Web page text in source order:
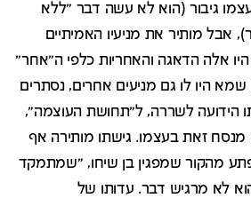
גיבור (הוא לא עשה דבר "ללא
אבל מותיר את מניעיו האמיתיים
היו אלה הדאגה והאחריות כלפי ה"אחר"
היו לו גם מניעים אחרים, נסתרים
הידועה לשררה, ל"תחושת העוצמה",
זאת בעצמו. גישתו מותירה אף
מהקור שמפגין בן שיחו, "שמתמקד
לא מרגיש דבר. עדותו של